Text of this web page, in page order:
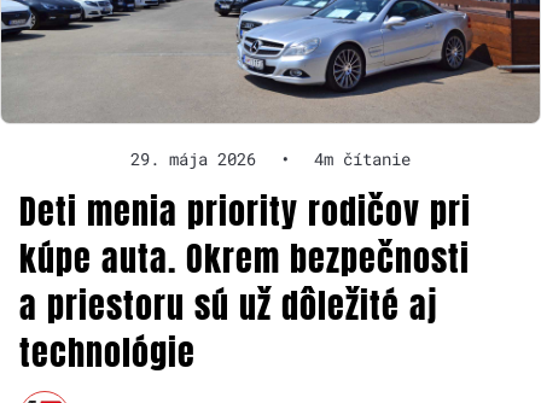
29. mája 2026 • 4m čítanie
Deti menia priority rodičov pri
kúpe auta. Okrem bezpečnosti
a priestoru sú už dôležité aj
technológie